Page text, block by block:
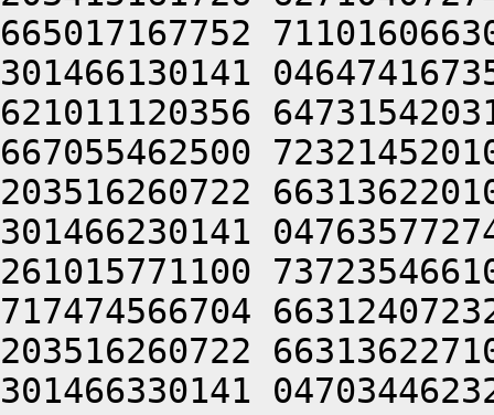
665017167752
301466130141
621011120356
667055462500
203516260722
301466230141
261015771100
717474566704
203516260722
301466330141